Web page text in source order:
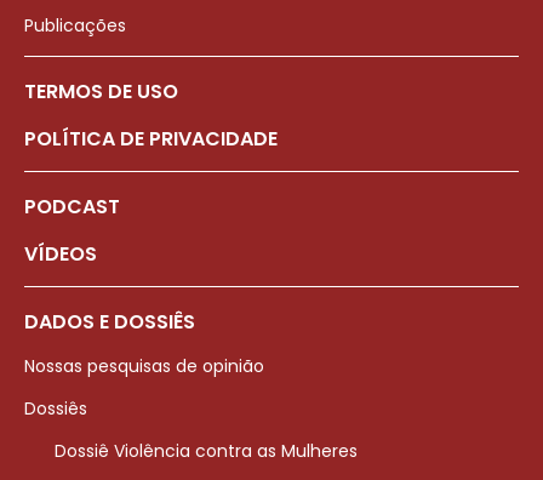
Publicações
TERMOS DE USO
POLÍTICA DE PRIVACIDADE
PODCAST
VÍDEOS
DADOS E DOSSIÊS
Nossas pesquisas de opinião
Dossiês
Dossiê Violência contra as Mulheres